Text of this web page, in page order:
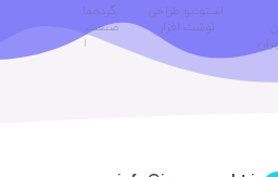
استودیو طراحی
نوشت افزار
گردهمایی فعالین
صنعت نوشت‌افزار
ایران